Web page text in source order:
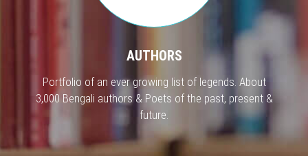
AUTHORS
Portfolio of an ever growing list of legends. About
3,000 Bengali authors & Poets of the past, present &
future.